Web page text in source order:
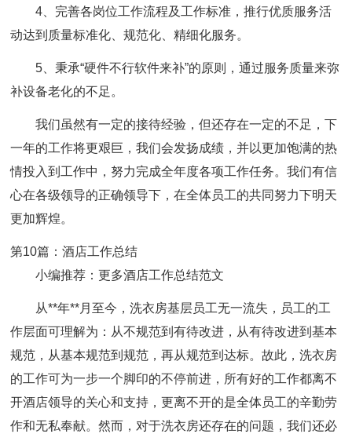
4、完善各岗位工作流程及工作标准，推行优质服务活
动达到质量标准化、规范化、精细化服务。
5、秉承“硬件不行软件来补”的原则，通过服务质量来弥
补设备老化的不足。
我们虽然有一定的接待经验，但还存在一定的不足，下
一年的工作将更艰巨，我们会发扬成绩，并以更加饱满的热
情投入到工作中，努力完成全年度各项工作任务。我们有信
心在各级领导的正确领导下，在全体员工的共同努力下明天
更加辉煌。
第10篇：酒店工作总结
小编推荐：更多酒店工作总结范文
从**年**月至今，洗衣房基层员工无一流失，员工的工
作层面可理解为：从不规范到有待改进，从有待改进到基本
规范，从基本规范到规范，再从规范到达标。故此，洗衣房
的工作可为一步一个脚印的不停前进，所有好的工作都离不
开酒店领导的关心和支持，更离不开的是全体员工的辛勤劳
作和无私奉献。然而，对于洗衣房还存在的问题，我们还必